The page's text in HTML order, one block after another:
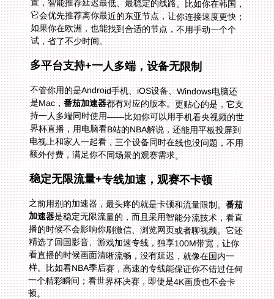
试，省了不少时间。
多平台支持+一人多端，设备无限制
不管你用的是Android手机、iOS设备、Windows电脑还
是Mac，番茄加速器都有对应的版本。更贴心的是，它支
持一人多端同时使用——比如你可以用手机看央视频的世
界杯直播，用电脑看B站的NBA解说，还能用平板投屏到
电视上和家人一起看，三个设备同时在线也没问题，不用
额外付费，满足你不同场景的观赛需求。
稳定无限流量+专线加速，观赛不卡顿
之前用别的加速器，最头疼的就是卡顿和流量限制。番茄
加速器是稳定无限流量的，而且采用智能分流技术，看直
播的时候不会影响你刷微信、浏览网页或者聊视频。它还
精选了回国影音、游戏加速专线，独享100M带宽，让你
看直播的时候画面清晰流畅，没有延迟，就像在国内一
样。比如看NBA季后赛，高速的专线能保证你不错过任何
一个精彩瞬间；看世界杯决赛，即使是4K画质也不会卡
顿。